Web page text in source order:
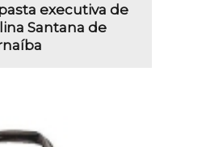
executiva de
Santana de